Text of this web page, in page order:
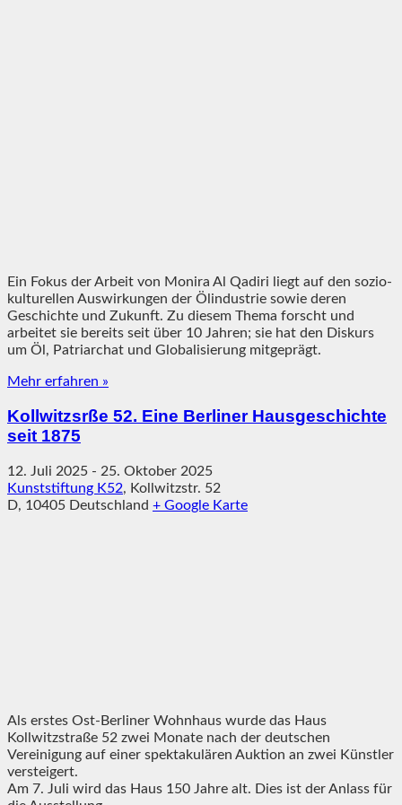
Ein Fokus der Arbeit von Monira Al Qadiri liegt auf den sozio-
kulturellen Auswirkungen der Ölindustrie sowie deren
Geschichte und Zukunft. Zu diesem Thema forscht und
arbeitet sie bereits seit über 10 Jahren; sie hat den Diskurs
um Öl, Patriarchat und Globalisierung mitgeprägt.
Mehr erfahren »
Kollwitzsrße 52. Eine Berliner Hausgeschichte
seit 1875
12. Juli 2025 - 25. Oktober 2025
Kunststiftung K52, Kollwitzstr. 52
D, 10405 Deutschland + Google Karte
Als erstes Ost-Berliner Wohnhaus wurde das Haus
Kollwitzstraße 52 zwei Monate nach der deutschen
Vereinigung auf einer spektakulären Auktion an zwei Künstler
versteigert.
Am 7. Juli wird das Haus 150 Jahre alt. Dies ist der Anlass für